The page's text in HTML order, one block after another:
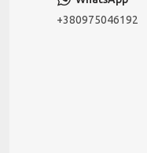
+380975046192